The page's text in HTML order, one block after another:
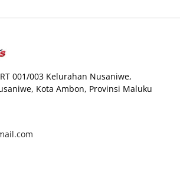
001/003 Kelurahan Nusaniwe,
Kota Ambon, Provinsi Maluku